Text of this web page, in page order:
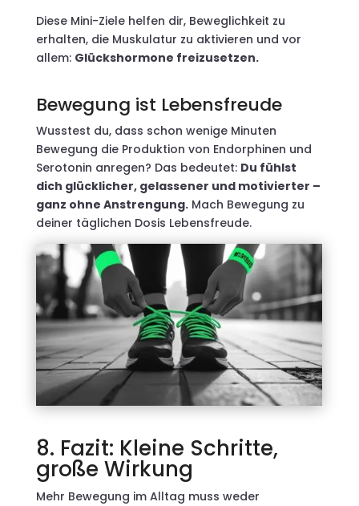
Diese Mini-Ziele helfen dir, Beweglichkeit zu
erhalten, die Muskulatur zu aktivieren und vor
allem: Glückshormone freizusetzen.
Bewegung ist Lebensfreude
Wusstest du, dass schon wenige Minuten
Bewegung die Produktion von Endorphinen und
Serotonin anregen? Das bedeutet: Du fühlst
dich glücklicher, gelassener und motivierter –
ganz ohne Anstrengung.Mach Bewegung zu
deiner täglichen Dosis Lebensfreude.
8. Fazit: Kleine Schritte,
große Wirkung
Mehr Bewegung im Alltag muss weder